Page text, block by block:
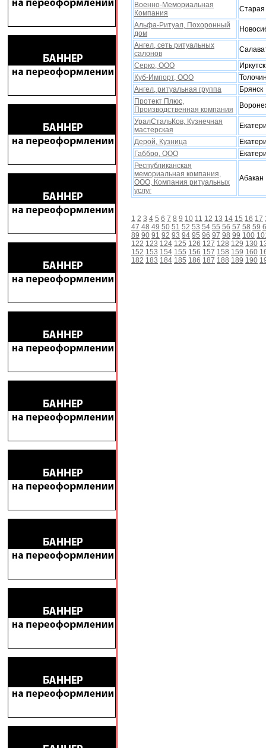
Военно-Мемориальная
Компания
Старая
Альфа-Ритуал, Поxоронный
дом
Ангел, сеть ритуальных
салонов
Серко, ООО
Иркутск
Куб-Импорт, ООО
Ангел, ритуальная группа
Брянск
Протект Плюс,
Производственная компания
УралСтальКов, Кузнечная
мастерская
Дерой, Кузница
Габбро, ООО
Республиканская
мемориальная компания,
ООО, Компания ритуальныx
услуг
Абакан
1 2 3 4 5 6 7 8 9 10 11 12 13 14 15 16 17
47 48 49 50 51 52 53 54 55 56 57 58 59
89 90 91 92 93 94 95 96 97 98 99 100
122 123 124 125 126 127 128 129 130
152 153 154 155 156 157 158 159 160
182 183 184 185 186 187 188 189 190